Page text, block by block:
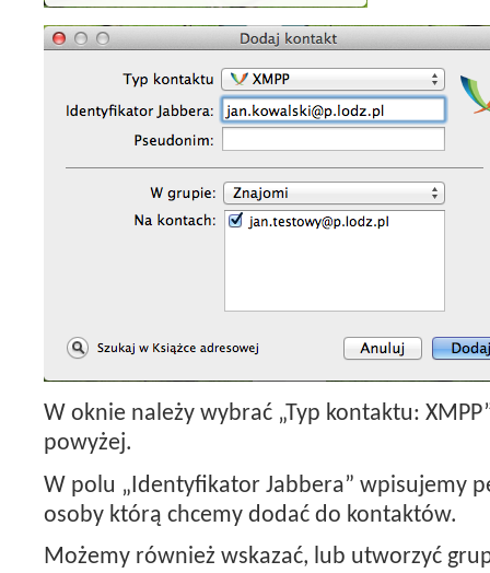
W oknie należy wybrać „Typ kontaktu:
powyżej.
W polu „Identyfikator Jabbera” wpisujemy
osoby którą chcemy dodać do kontaktów.
Możemy również wskazać, lub utworzyć